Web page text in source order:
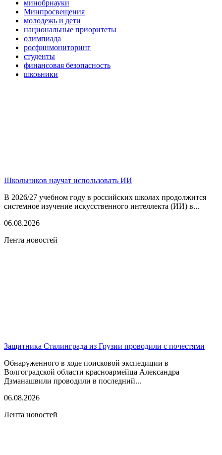
минобрнауки
Минпросвещения
молодежь и дети
национальные приоритеты
олимпиада
росфинмониторинг
студенты
финансовая безопасность
шкоьники
Школьников научат использовать ИИ
В 2026/27 учебном году в российских школах продолжится
системное изучение искусственного интеллекта (ИИ) в...
06.08.2026
Лента новостей
Защитника Сталинграда из Грузии проводили с почестями
Обнаруженного в ходе поисковой экспедиции в
Волгоградской области красноармейца Александра
Дзманашвили проводили в последний...
06.08.2026
Лента новостей